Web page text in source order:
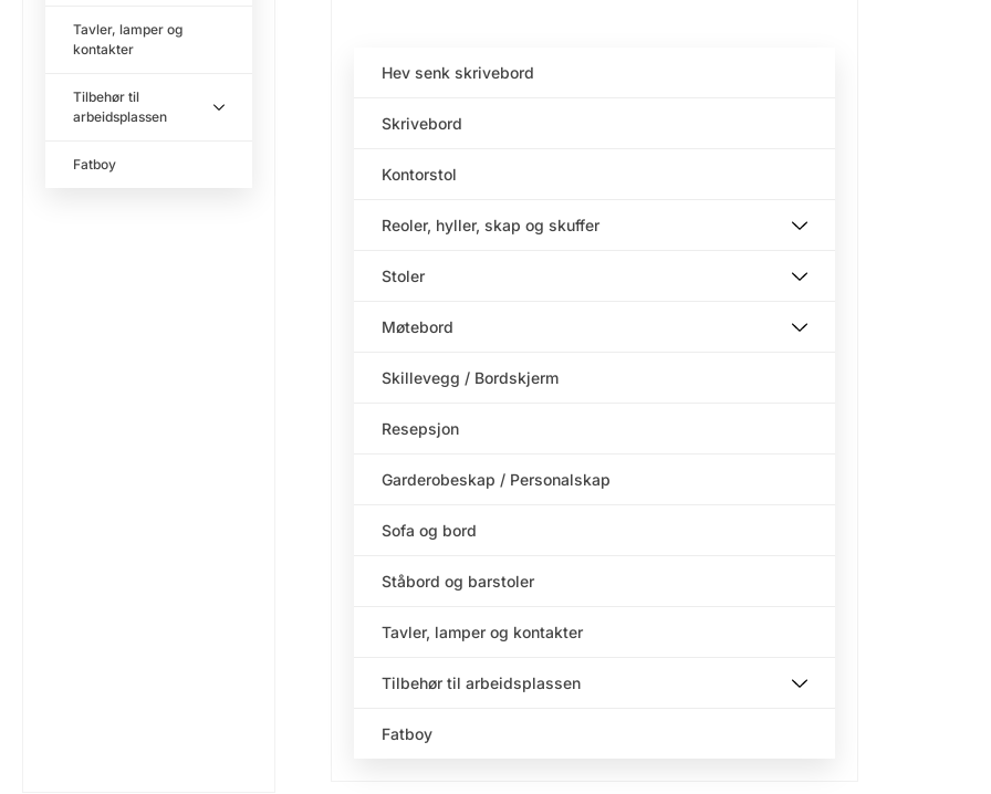
Tavler, lamper og
kontakter
Tilbehør til
arbeidsplassen
Fatboy
Hev senk skrivebord
Skrivebord
Kontorstol
Reoler, hyller, skap og skuffer
Stoler
Møtebord
Skillevegg / Bordskjerm
Resepsjon
Garderobeskap / Personalskap
Sofa og bord
Ståbord og barstoler
Tavler, lamper og kontakter
Tilbehør til arbeidsplassen
Fatboy